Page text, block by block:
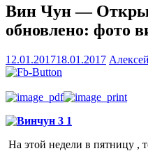
Вин Чун —
обновлено: фото
12.01.201718.01.2017
На этой недели в пятницу ,